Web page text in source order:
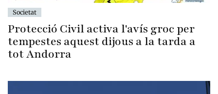
Societat
Protecció Civil activa l'avís groc per
tempestes aquest dijous a la tarda a
tot Andorra